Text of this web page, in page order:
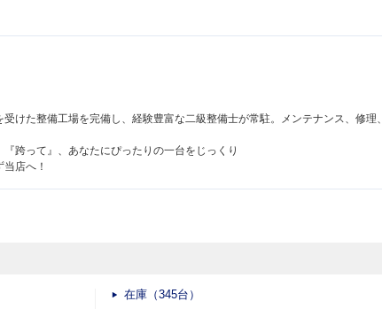
けた整備工場を完備し、経験豊富な二級整備士が常駐。メンテナンス、修理、
跨って』、あなたにぴったりの一台をじっくり
店へ！
在庫（345台）